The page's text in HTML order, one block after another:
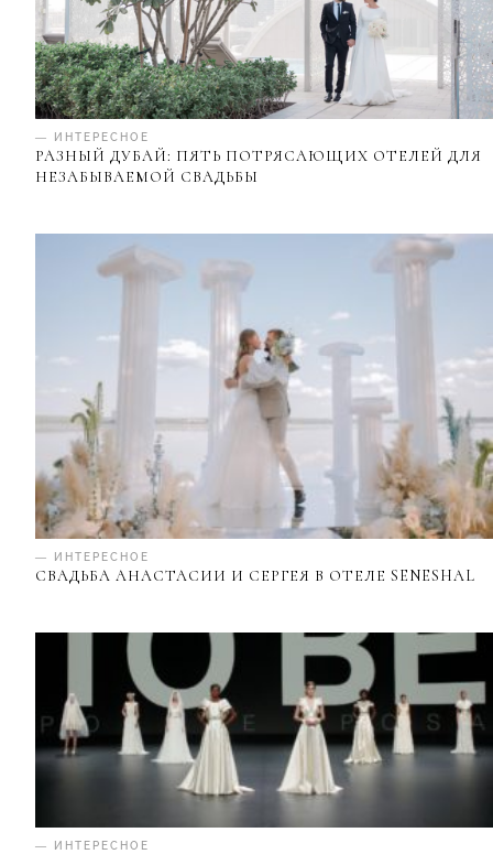
— ИНТЕРЕСНОЕ
РАЗНЫЙ ДУБАЙ: ПЯТЬ ПОТРЯСАЮЩИХ ОТЕЛЕЙ ДЛЯ
НЕЗАБЫВАЕМОЙ СВАДЬБЫ
— ИНТЕРЕСНОЕ
СВАДЬБА АНАСТАСИИ И СЕРГЕЯ В ОТЕЛЕ SENESHAL
— ИНТЕРЕСНОЕ